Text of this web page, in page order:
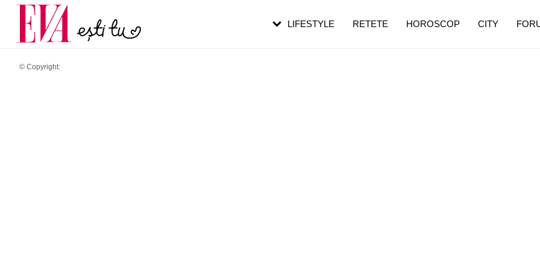
© Copyright:
LIFESTYLE RETETE HOROSCOP CITY
Carieră
Actualitate
pe măsură ce înaintezi în vârstă
de dureroasă este investigația